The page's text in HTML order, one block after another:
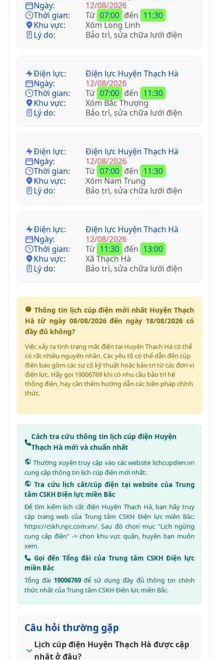
Ngày:
12/08/2026
Thời gian:
Từ 07:00 đến 11:30
Khu vực:
Xóm Long Linh
Lý do:
Bảo trì, sửa chữa lưới điện
Điện lực:
Điện lực Huyện Thạch Hà
Ngày:
12/08/2026
Thời gian:
Từ 07:00 đến 11:30
Khu vực:
Xóm Bắc Thượng
Lý do:
Bảo trì, sửa chữa lưới điện
Điện lực:
Điện lực Huyện Thạch Hà
Ngày:
12/08/2026
Thời gian:
Từ 07:00 đến 11:30
Khu vực:
Xóm Nam Trung
Lý do:
Bảo trì, sửa chữa lưới điện
Điện lực:
Điện lực Huyện Thạch Hà
Ngày:
12/08/2026
Thời gian:
Từ 11:30 đến 13:00
Khu vực:
Xã Thạch Hà
Lý do:
Bảo trì, sửa chữa lưới điện
Thông tin lịch cúp điện mới nhất Huyện Thạch
Hà từ ngày 08/08/2026 đến ngày 18/08/2026 có
đầy đủ không?
Việc xảy ra tình trạng mất điện tại Huyện Thạch Hà có thể
có rất nhiều nguyên nhân. Các yếu tố có thể dẫn đến cúp
điện bao gồm các sự cố kỹ thuật hoặc bảo trì từ các đơn vị
điện lực. Hãy gọi 19006769 khi có nhu cầu bảo trì hệ
thống điện, hay cần thêm hướng dẫn các biện pháp chính
thức.
Cách tra cứu thông tin lịch cúp điện Huyện
Thạch Hà mới và chuẩn nhất
Thường xuyên truy cập vào các website lichcupdien.vn
cung cấp thông tin lịch cúp điện mới nhất:
Tra cứu lịch cắt/cúp điện tại website của Trung
tâm CSKH Điện lực miền Bắc
Để tìm kiếm lịch cắt điện Huyện Thạch Hà, bạn hãy truy
cập trang web của Trung tâm CSKH Điện lực miền Bắc:
https://cskh.npc.com.vn/. Sau đó chọn mục "Lịch ngừng
cung cấp điện" -> chọn khu vực quận, huyện bạn muốn
xem.
Gọi đến Tổng đài của Trung tâm CSKH Điện lực
miền Bắc
Tổng đài 19006769để sử dụng đầy đủ thông tin chính
thức nhất của Trung tâm CSKH Điện lực miền Bắc.
Câu hỏi thường gặp
Lịch cúp điện Huyện Thạch Hà được cập
nhật ở đâu?